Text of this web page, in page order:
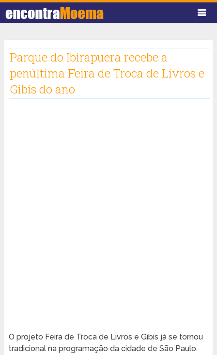
Parque do Ibirapuera recebe a
penúltima Feira de Troca de Livros e
Gibis do ano
O projeto Feira de Troca de Livros e Gibis já se tornou
tradicional na programação da cidade de São Paulo.